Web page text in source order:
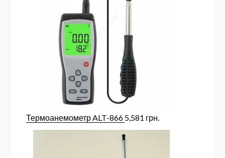
Термоанемометр ALT-866 5,581 грн.